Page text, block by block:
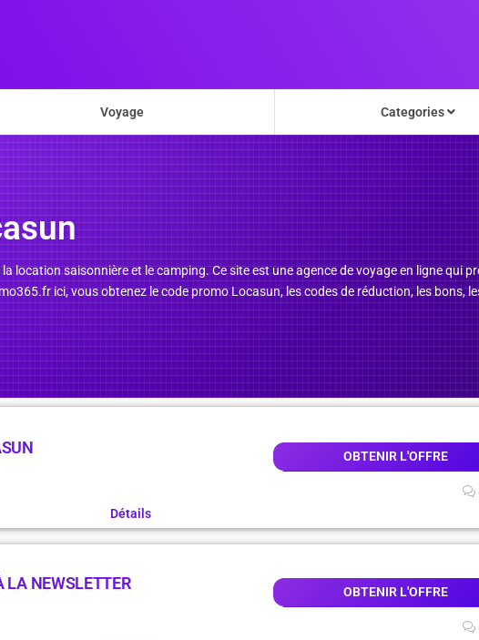
Voyage Categories
location saisonnière et le camping. Ce site est une agence de voyage en ligne qui
ici, vous obtenez le code promo Locasun, les codes de réduction, les bons,
OBTENIR L'OFFRE
Détails
LA NEWSLETTER OBTENIR L'OFFRE